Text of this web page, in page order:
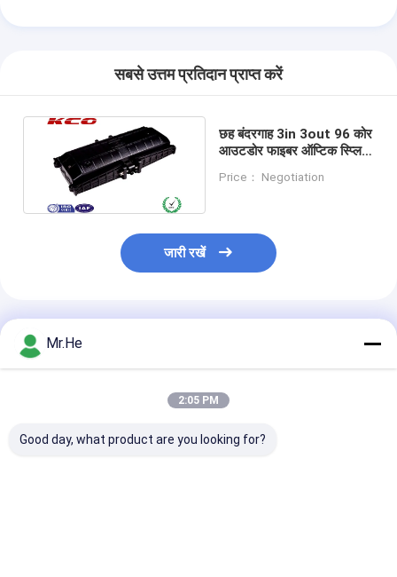
सबसे उत्तम प्रतिदान प्राप्त करें
छह बंदरगाह 3in 3out 96 कोर
आउटडोर फाइबर ऑप्टिक स्प्लिट
Price： Negotiation
जारी रखें
अनुशंसित उत्पाद
Mr.He
2:05 PM
Good day, what product are you looking for?